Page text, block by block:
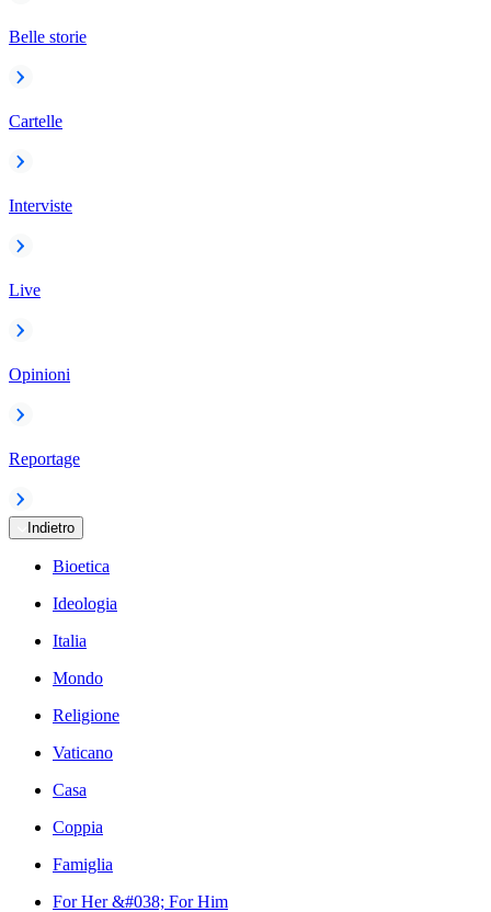
Belle storie
Cartelle
Interviste
Live
Opinioni
Reportage
Indietro
Bioetica
Ideologia
Italia
Mondo
Religione
Vaticano
Casa
Coppia
Famiglia
For Her &#038; For Him